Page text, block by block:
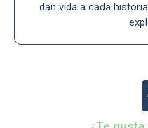
dan vida a cada